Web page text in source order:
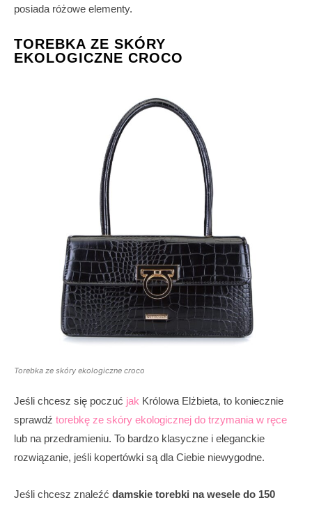
posiada różowe elementy.
TOREBKA ZE SKÓRY
EKOLOGICZNE CROCO
Torebka ze skóry ekologiczne croco
Jeśli chcesz się poczuć jak Królowa Elżbieta, to koniecznie
sprawdź torebkę ze skóry ekologicznej do trzymania w ręce
lub na przedramieniu. To bardzo klasyczne i eleganckie
rozwiązanie, jeśli kopertówki są dla Ciebie niewygodne.
Jeśli chcesz znaleźć damskie torebki na wesele do 150